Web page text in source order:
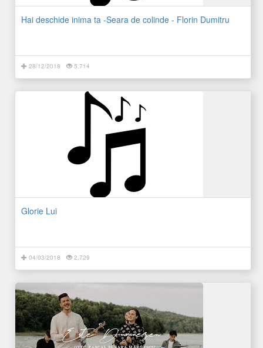
Hai deschide inima ta -Seara de colinde - Florin Dumitru
28/12/2018 5.714
Glorie Lui
04/03/2018 2.729